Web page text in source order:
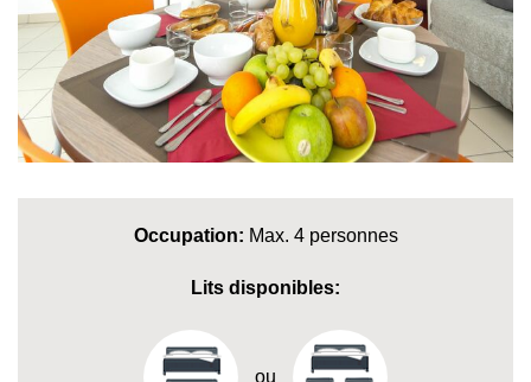
Occupation: Max. 4 personnes
Lits disponibles:
ou